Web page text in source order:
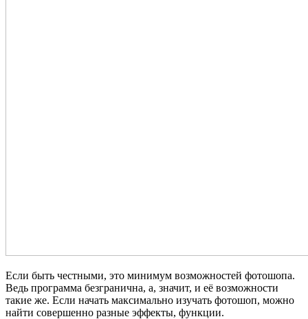
Если быть честными, это минимум возможностей фотошопа.
Ведь программа безгранична, а, значит, и её возможности
такие же. Если начать максимально изучать фотошоп, можно
найти совершенно разные эффекты, функции.